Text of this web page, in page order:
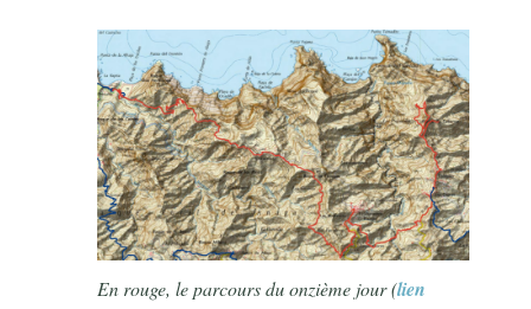
En rouge, le parcours du onzième jour (lien